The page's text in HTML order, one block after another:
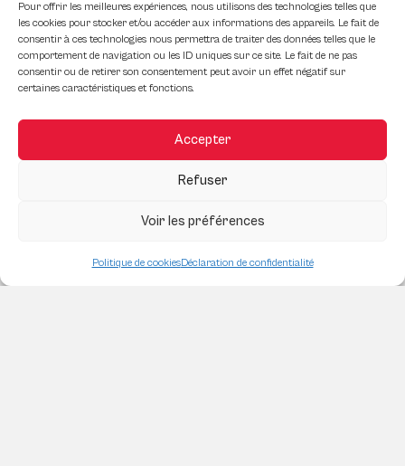
Pour offrir les meilleures expériences, nous utilisons des technologies telles que
les cookies pour stocker et/ou accéder aux informations des appareils. Le fait de
consentir à ces technologies nous permettra de traiter des données telles que le
comportement de navigation ou les ID uniques sur ce site. Le fait de ne pas
consentir ou de retirer son consentement peut avoir un effet négatif sur
certaines caractéristiques et fonctions.
Accepter
Refuser
Voir les préférences
Politique de cookiesDéclaration de confidentialité
Comment Maximiser le Retour sur
Investissement en Immobilier
Commercial
Comment bien entretenir ses